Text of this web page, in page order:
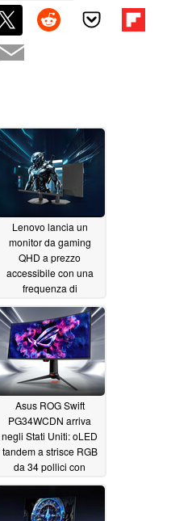
Lenovo lancia un
monitor da gaming
QHD a prezzo
accessibile con una
frequenza di
aggiornamento di 275
Hz06/19/2026
Asus ROG Swift
PG34WCDN arriva
negli Stati Uniti: oLED
tandem a strisce RGB
da 34 pollici con
360Hz06/10/2026